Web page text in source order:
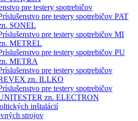
pre testery spotrebičov
pre testery spotrebičov PAT
SONEL
pre testery spotrebičov MI
METREL
pre testery spotrebičov PU
METRA
pre testery spotrebičov
zn. ILLKO
pre testery spotrebičov
zn. ELECTRON
inštalácií
strojov